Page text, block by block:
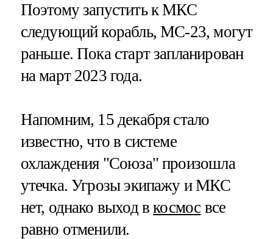
Поэтому запустить к МКС
следующий корабль, МС-23, могут
раньше. Пока старт запланирован
на март 2023 года.
Напомним, 15 декабря стало
известно, что в системе
охлаждения "Союза" произошла
утечка. Угрозы экипажу и МКС
нет, однако выход вкосмосвсе
равно отменили.